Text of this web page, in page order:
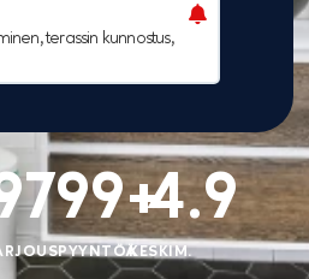
terassin kunnostus,
+
KESKIM.
4.9